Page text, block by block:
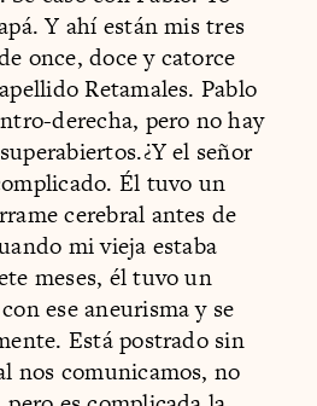
Y ahí están mis tres
once, doce y catorce
Retamales. Pablo
derecha, pero no hay
el señor
Él tuvo un
cerebral antes de
mi vieja estaba
meses, él tuvo un
ese aneurisma y se
Está postrado sin
nos comunicamos, no